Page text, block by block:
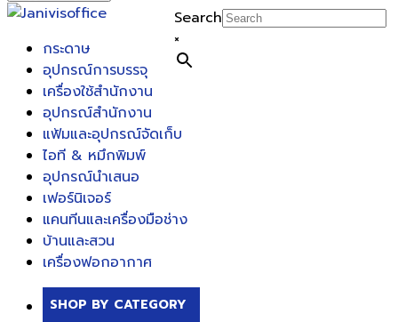
Search
×
กระดาษ
อุปกรณ์การบรรจุ
เครื่องใช้สำนักงาน
อุปกรณ์สำนักงาน
แฟ้มและอุปกรณ์จัดเก็บ
ไอที & หมึกพิมพ์
อุปกรณ์นำเสนอ
เฟอร์นิเจอร์
แคนทีนและเครื่องมือช่าง
บ้านและสวน
เครื่องฟอกอากาศ
SHOP BY CATEGORY